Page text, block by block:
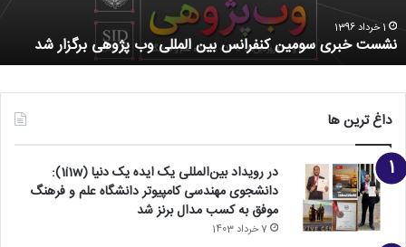
1 خرداد 1396
نشست خبری سومین کنفرانس بین المللی وب پژوهی برگزار شد
داغ ترین ها
در رویداد بین‌المللی یک ایده یک دنیا (1i1w):
دانشجوی مهندسی کامپیوتر دانشگاه علم و فرهنگ
موفق به کسب مدال برنز شد
7 خرداد 1403